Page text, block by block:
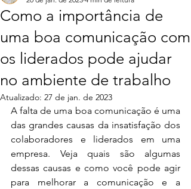
Como a importância de
uma boa comunicação com
os liderados pode ajudar
no ambiente de trabalho
Atualizado: 27 de jan. de 2023
A falta de uma boa comunicação é uma
das grandes causas da insatisfação dos
colaboradores e liderados em uma
empresa. Veja quais são algumas
dessas causas e como você pode agir
para melhorar a comunicação e a